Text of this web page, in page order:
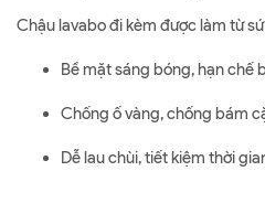
Chậu lavabo đi kèm được làm từ
Bề mặt sáng bóng, hạn chế
Chống ố vàng, chống bám
Dễ lau chùi, tiết kiệm thời